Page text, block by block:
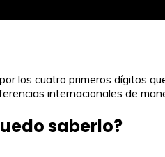
los cuatro primeros dígitos
internacionales de
saberlo?